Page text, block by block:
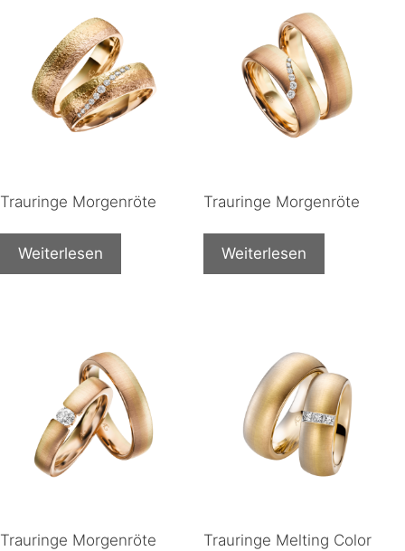
Trauringe Morgenröte
Weiterlesen
Trauringe Morgenröte
Weiterlesen
Trauringe Morgenröte Trauringe Melting Color